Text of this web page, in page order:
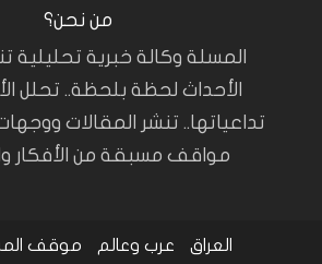
من نحن؟
المسلة وكالة خبرية تحليلية
الأحداث لحظة بلحظة.. تحلل
تداعياتها.. تنشر المقالات
مواقف مسبقة من الأفكار
العراق عرب وعالم موقف